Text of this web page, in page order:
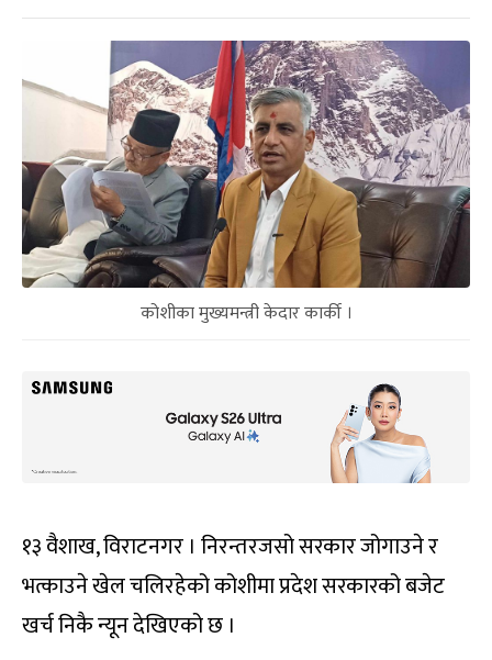
कोशीका मुख्यमन्त्री केदार कार्की ।
१३ वैशाख, विराटनगर । निरन्तरजसो सरकार जोगाउने र
भत्काउने खेल चलिरहेको कोशीमा प्रदेश सरकारको बजेट
खर्च निकै न्यून देखिएको छ ।